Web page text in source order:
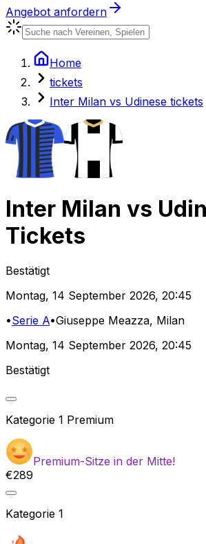
Angebot anfordern
Home
tickets
Inter Milan vs Udinese tickets
Inter Milan vs
Tickets
Bestätigt
Montag, 14 September 2026, 20:45
•Serie A•Giuseppe Meazza, Milan
Montag, 14 September 2026, 20:45
Bestätigt
Kategorie 1 Premium
Premium-Sitze in der Mitte!
€289
Kategorie 1